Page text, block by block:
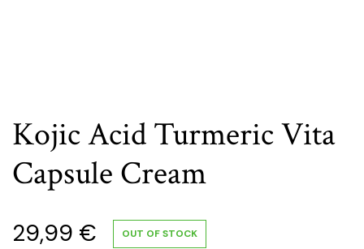
Kojic Acid Turmeric Vita
Capsule Cream
29,99 € OUT OF STOCK